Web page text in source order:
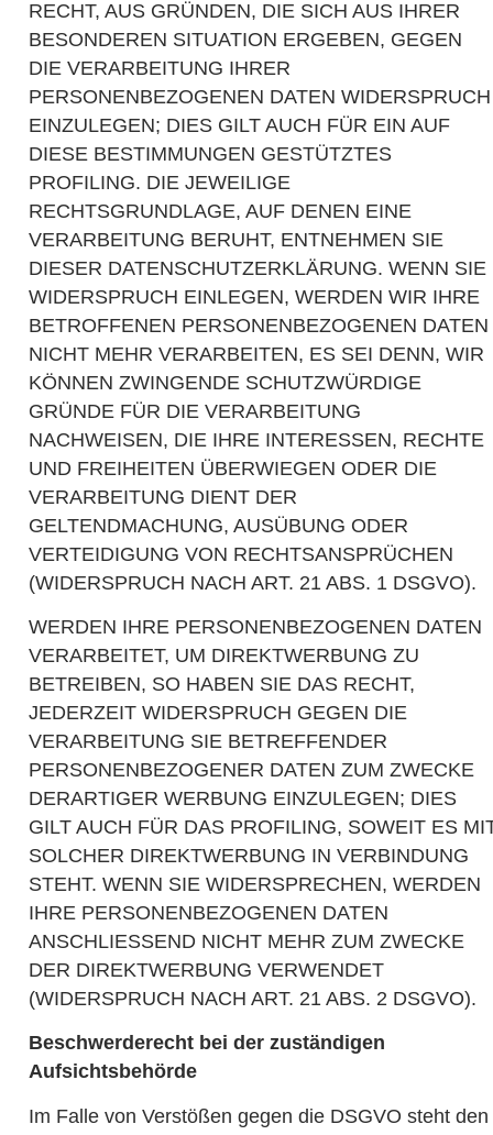
RECHT, AUS GRÜNDEN, DIE SICH AUS IHRER
BESONDEREN SITUATION ERGEBEN, GEGEN
DIE VERARBEITUNG IHRER
PERSONENBEZOGENEN DATEN WIDERSPRUCH
EINZULEGEN; DIES GILT AUCH FÜR EIN AUF
DIESE BESTIMMUNGEN GESTÜTZTES
PROFILING. DIE JEWEILIGE
RECHTSGRUNDLAGE, AUF DENEN EINE
VERARBEITUNG BERUHT, ENTNEHMEN SIE
DIESER DATENSCHUTZERKLÄRUNG. WENN SIE
WIDERSPRUCH EINLEGEN, WERDEN WIR IHRE
BETROFFENEN PERSONENBEZOGENEN DATEN
NICHT MEHR VERARBEITEN, ES SEI DENN, WIR
KÖNNEN ZWINGENDE SCHUTZWÜRDIGE
GRÜNDE FÜR DIE VERARBEITUNG
NACHWEISEN, DIE IHRE INTERESSEN, RECHTE
UND FREIHEITEN ÜBERWIEGEN ODER DIE
VERARBEITUNG DIENT DER
GELTENDMACHUNG, AUSÜBUNG ODER
VERTEIDIGUNG VON RECHTSANSPRÜCHEN
(WIDERSPRUCH NACH ART. 21 ABS. 1 DSGVO).
WERDEN IHRE PERSONENBEZOGENEN DATEN
VERARBEITET, UM DIREKTWERBUNG ZU
BETREIBEN, SO HABEN SIE DAS RECHT,
JEDERZEIT WIDERSPRUCH GEGEN DIE
VERARBEITUNG SIE BETREFFENDER
PERSONENBEZOGENER DATEN ZUM ZWECKE
DERARTIGER WERBUNG EINZULEGEN; DIES
GILT AUCH FÜR DAS PROFILING, SOWEIT ES
SOLCHER DIREKTWERBUNG IN VERBINDUNG
STEHT. WENN SIE WIDERSPRECHEN, WERDEN
IHRE PERSONENBEZOGENEN DATEN
ANSCHLIESSEND NICHT MEHR ZUM ZWECKE
DER DIREKTWERBUNG VERWENDET
(WIDERSPRUCH NACH ART. 21 ABS. 2 DSGVO).
Beschwerderecht bei der zuständigen
Aufsichtsbehörde
Im Falle von Verstößen gegen die DSGVO steht den